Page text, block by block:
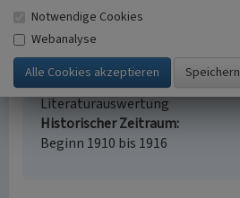
Landeskunde
Erfassungsmaßstab
i.d.R. 1:5.000 (größer als 1:20.000)
Erfassungsmethode
Literaturauswertung
Historischer Zeitraum
Beginn 1910 bis 1916
Notwendige Cookies
Webanalyse